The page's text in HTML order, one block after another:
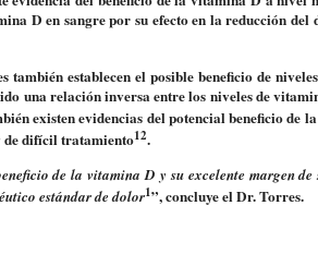
D en sangre por su efecto en la reducción
también establecen el posible beneficio de
una relación inversa entre los niveles de
existen evidencias del potencial beneficio
de difícil tratamiento12.
de la vitamina D y su excelente margen
estándar de dolor1”, concluye el Dr. Torres.